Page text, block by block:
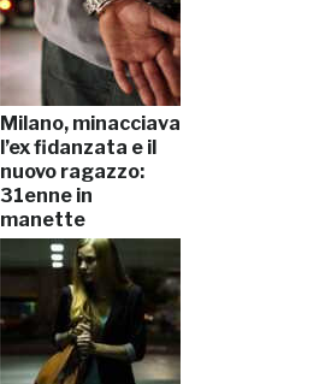
Milano, minacciava
l’ex fidanzata e il
nuovo ragazzo:
31enne in
manette